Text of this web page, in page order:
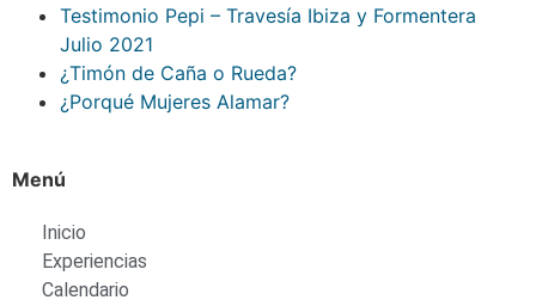
Testimonio Pepi – Travesía Ibiza y Formentera
Julio 2021
¿Timón de Caña o Rueda?
¿Porqué Mujeres Alamar?
Menú
Inicio
Experiencias
Calendario